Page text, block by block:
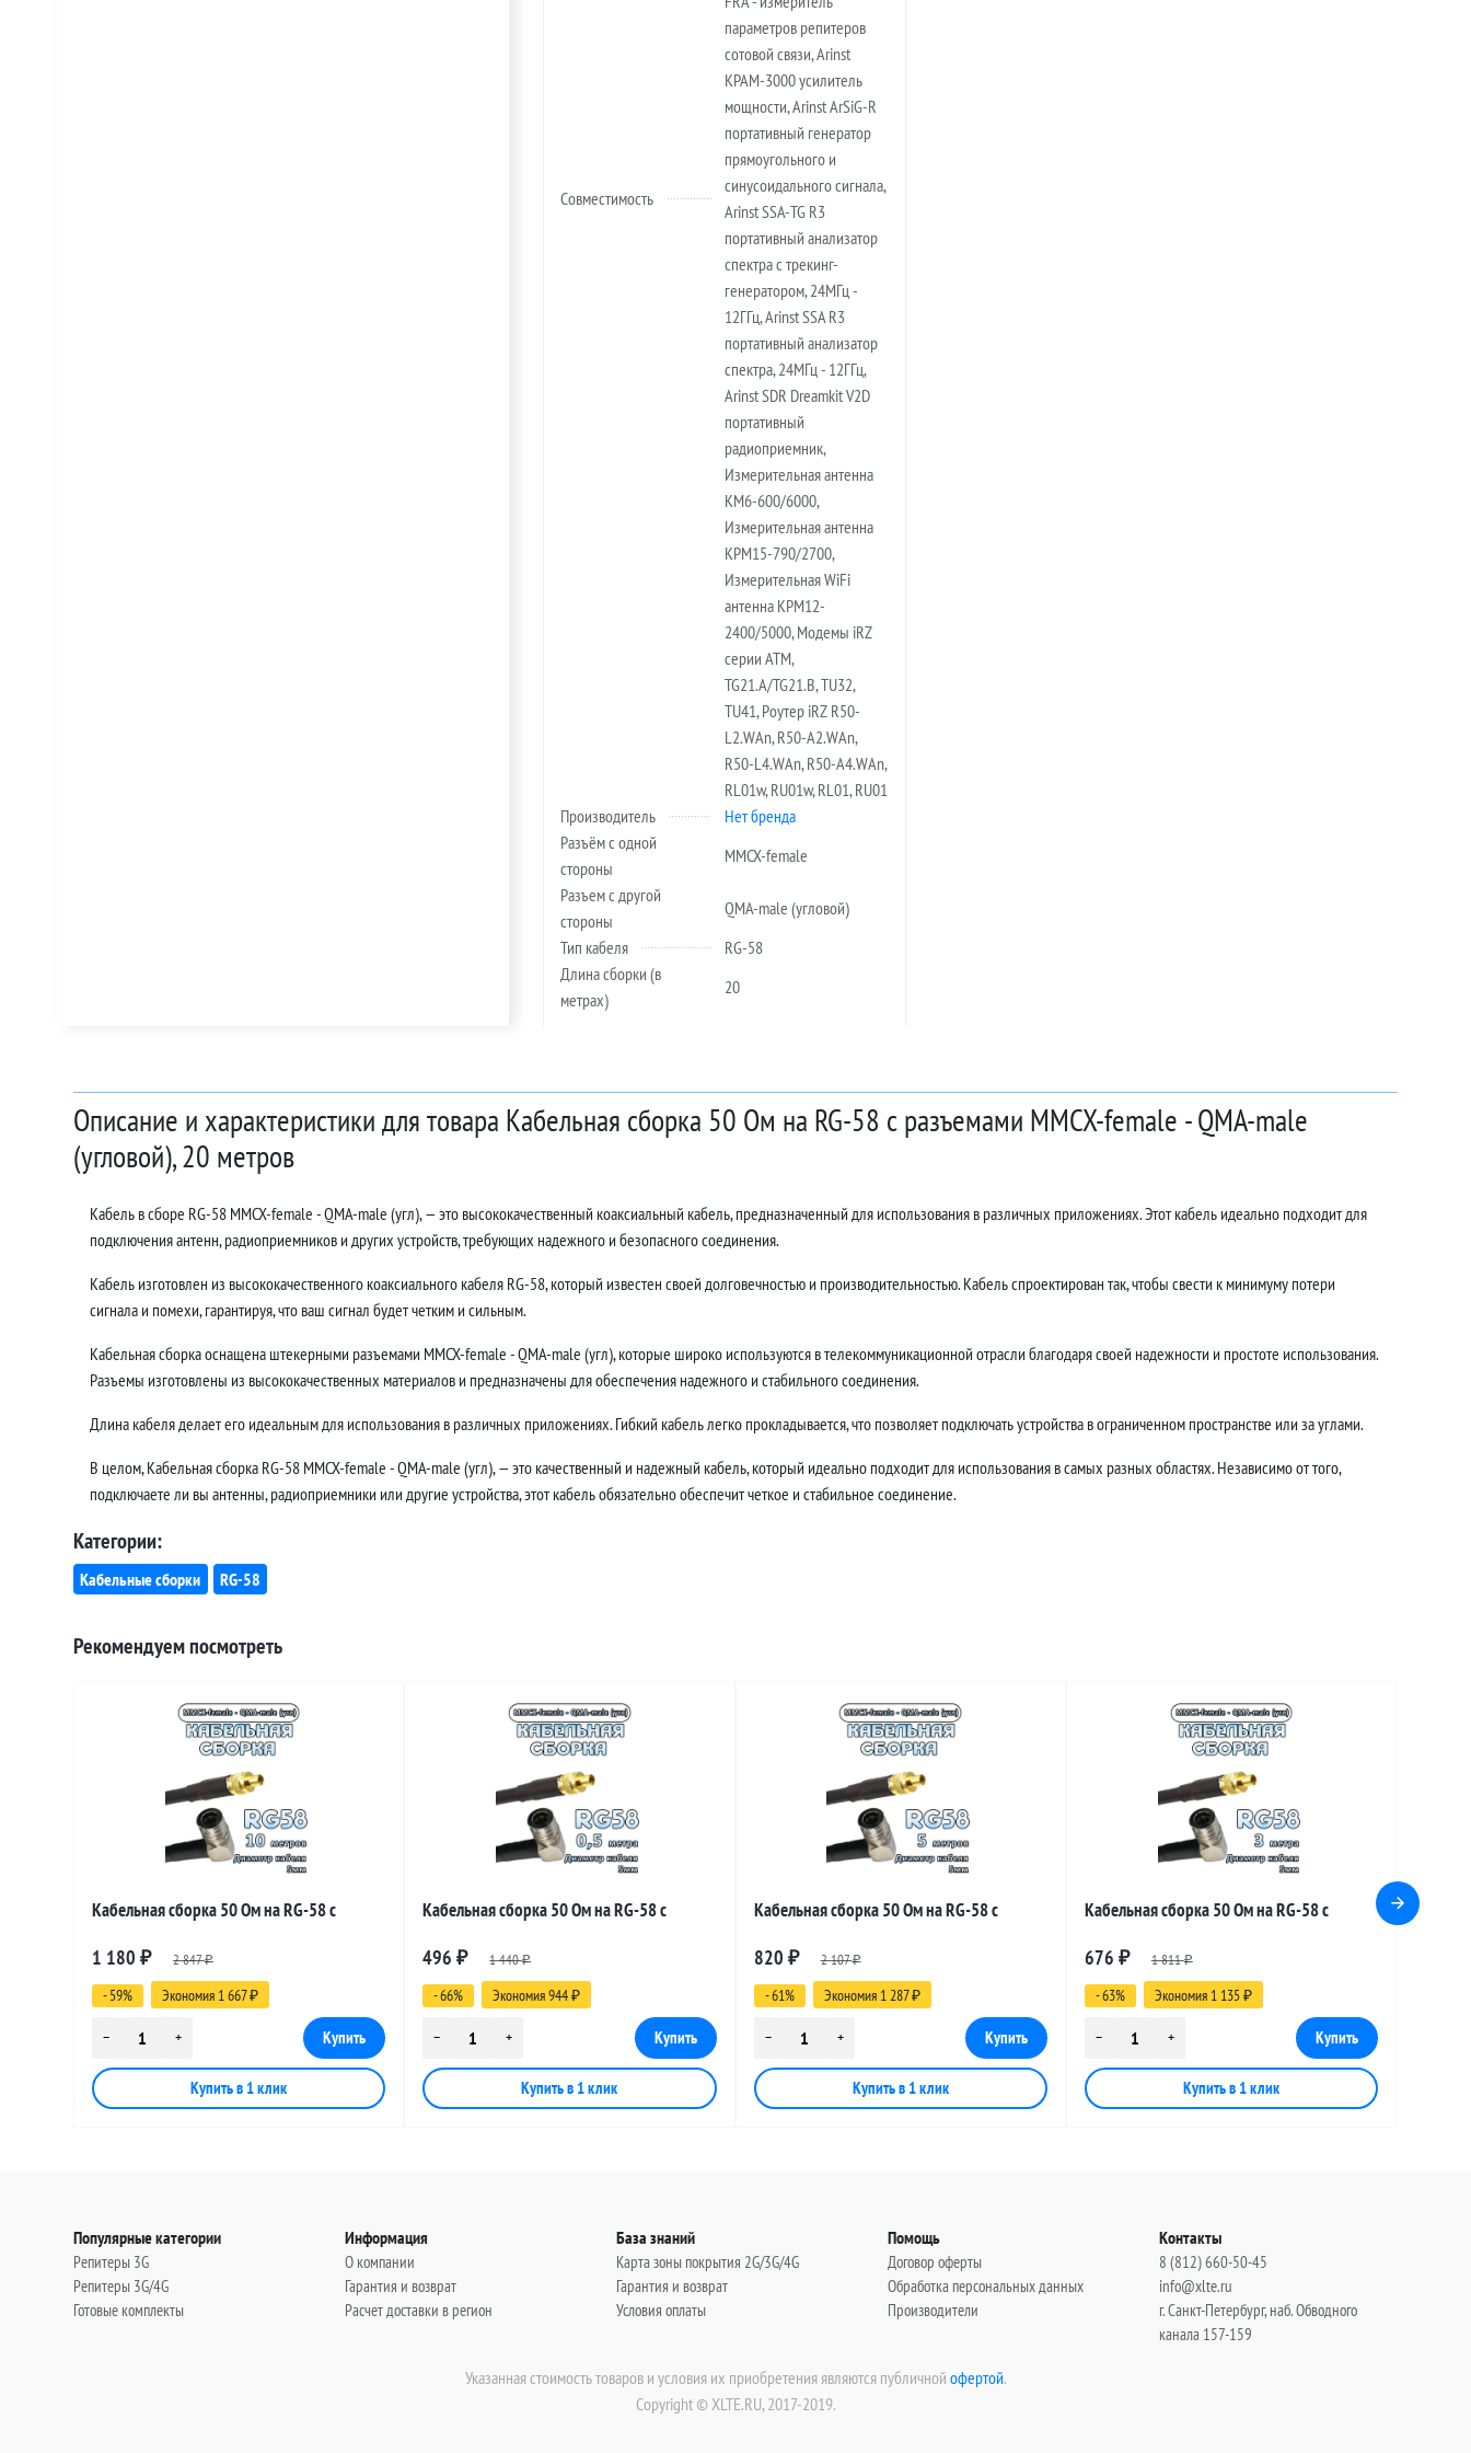
Совместимость
параметров репитеров
сотовой связи, Arinst
KPAM-3000 усилитель
мощности, Arinst ArSiG-R
портативный генератор
прямоугольного и
синусоидального сигнала,
Arinst SSA-TG R3
портативный анализатор
спектра с трекинг-
генератором, 24МГц -
12ГГц, Arinst SSA R3
портативный анализатор
спектра, 24МГц - 12ГГц,
Arinst SDR Dreamkit V2D
портативный
радиоприемник,
Измерительная антенна
KM6-600/6000,
Измерительная антенна
KPM15-790/2700,
Измерительная WiFi
антенна KPM12-
2400/5000, Модемы iRZ
серии ATM,
TG21.A/TG21.B, TU32,
TU41, Роутер iRZ R50-
L2.WAn, R50-A2.WAn,
R50-L4.WAn, R50-A4.WAn,
RL01w, RU01w, RL01, RU01
Производитель
Нет бренда
Разъём с одной
стороны
MMCX-female
Разъем с другой
стороны
QMA-male (угловой)
Тип кабеля
RG-58
Длина сборки (в
метрах)
20
Описание и характеристики для товара Кабельная сборка 50 Ом на RG-58 с разъемами MMCX-female - QMA-male
(угловой), 20 метров
Кабель в сборе RG-58 MMCX-female - QMA-male (угл), — это высококачественный коаксиальный кабель, предназначенный для использования в различных приложениях. Этот кабель идеально подходит для
подключения антенн, радиоприемников и других устройств, требующих надежного и безопасного соединения.
Кабель изготовлен из высококачественного коаксиального кабеля RG-58, который известен своей долговечностью и производительностью. Кабель спроектирован так, чтобы свести к минимуму потери
сигнала и помехи, гарантируя, что ваш сигнал будет четким и сильным.
Кабельная сборка оснащена штекерными разъемами MMCX-female - QMA-male (угл), которые широко используются в телекоммуникационной отрасли благодаря своей надежности и простоте использования.
Разъемы изготовлены из высококачественных материалов и предназначены для обеспечения надежного и стабильного соединения.
Длина кабеля делает его идеальным для использования в различных приложениях. Гибкий кабель легко прокладывается, что позволяет подключать устройства в ограниченном пространстве или за углами.
В целом, Кабельная сборка RG-58 MMCX-female - QMA-male (угл), — это качественный и надежный кабель, который идеально подходит для использования в самых разных областях. Независимо от того,
подключаете ли вы антенны, радиоприемники или другие устройства, этот кабель обязательно обеспечит четкое и стабильное соединение.
Категории:
Кабельные сборки RG-58
Рекомендуем посмотреть
Кабельная сборка 50 Ом на RG-58 с
(угловой), 10 метров
1 180 ₽ 2 847₽
- 59% Экономия 1 667 ₽
Кабельная сборка 50 Ом на RG-58 с
(угловой), 0,5 метра
496₽ 1 440₽
- 66% Экономия 944₽
Кабельная сборка 50 Ом на RG-58 с
(угловой), 5 метров
820 ₽ 2 107₽
- 61% Экономия 1 287 ₽
Кабельная сборка 50 Ом на RG-58 с
(угловой), 3 метра
676 ₽ 1 811₽
- 63% Экономия 1 135 ₽
Популярные категории
Репитеры 3G
Репитеры 3G/4G
Готовые комплекты
Информация
О компании
Гарантия и возврат
Расчет доставки в регион
База знаний
Карта зоны покрытия 2G/3G/4G
Гарантия и возврат
Условия оплаты
Помощь
Договор оферты
Обработка персональных данных
Производители
Контакты
8 (812) 660-50-45
info@xlte.ru
г. Санкт-Петербург, наб. Обводного
канала 157-159
Указанная стоимость товаров и условия их приобретения являются публичной офертой.
Copyright © XLTE.RU, 2017-2019.